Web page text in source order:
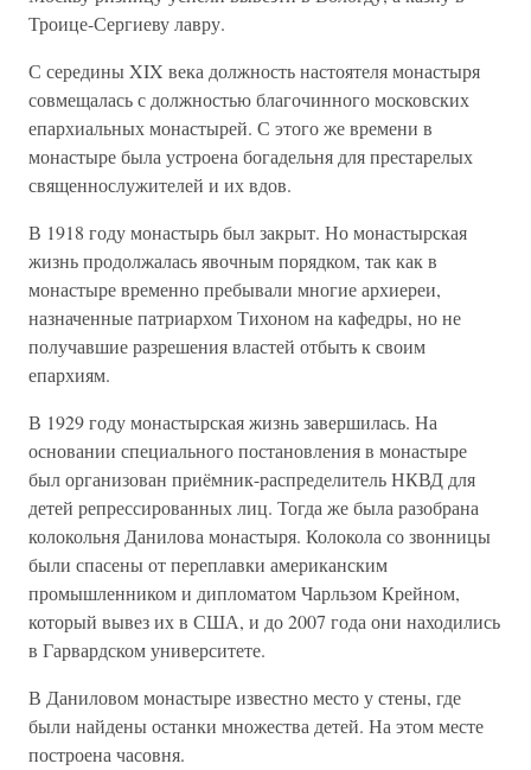
Троице-Сергиеву лавру.
С середины XIX века должность настоятеля монастыря
совмещалась с должностью благочинного московских
епархиальных монастырей. С этого же времени в
монастыре была устроена богадельня для престарелых
священнослужителей и их вдов.
В 1918 году монастырь был закрыт. Но монастырская
жизнь продолжалась явочным порядком, так как в
монастыре временно пребывали многие архиереи,
назначенные патриархом Тихоном на кафедры, но не
получавшие разрешения властей отбыть к своим
епархиям.
В 1929 году монастырская жизнь завершилась. На
основании специального постановления в монастыре
был организован приёмник-распределитель НКВД для
детей репрессированных лиц. Тогда же была разобрана
колокольня Данилова монастыря. Колокола со звонницы
были спасены от переплавки американским
промышленником и дипломатом Чарльзом Крейном,
который вывез их в США, и до 2007 года они находились
в Гарвардском университете.
В Даниловом монастыре известно место у стены, где
были найдены останки множества детей. На этом месте
построена часовня.